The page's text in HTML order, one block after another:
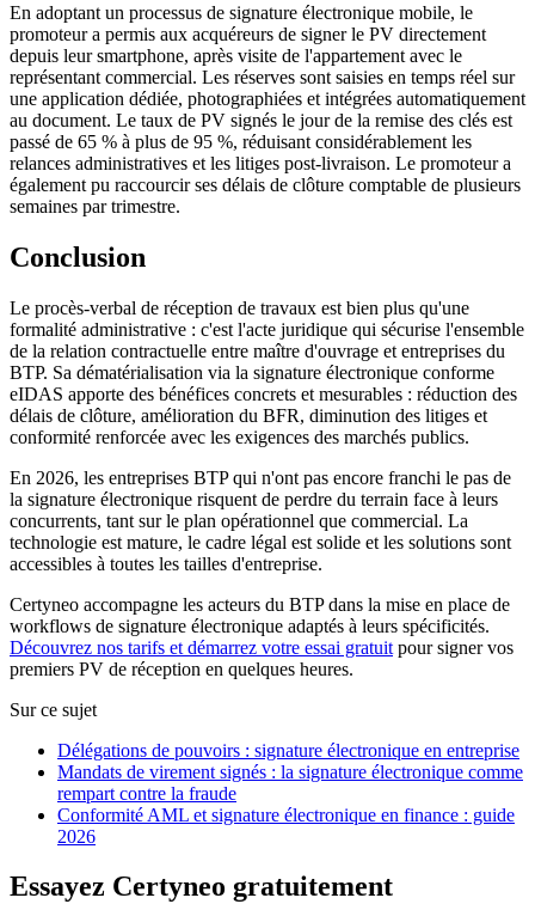
En adoptant un processus de signature électronique mobile, le
promoteur a permis aux acquéreurs de signer le PV directement
depuis leur smartphone, après visite de l'appartement avec le
représentant commercial. Les réserves sont saisies en temps réel sur
une application dédiée, photographiées et intégrées automatiquement
au document. Le taux de PV signés le jour de la remise des clés est
passé de 65 % à plus de 95 %, réduisant considérablement les
relances administratives et les litiges post-livraison. Le promoteur a
également pu raccourcir ses délais de clôture comptable de plusieurs
semaines par trimestre.
Conclusion
Le procès-verbal de réception de travaux est bien plus qu'une
formalité administrative : c'est l'acte juridique qui sécurise l'ensemble
de la relation contractuelle entre maître d'ouvrage et entreprises du
BTP. Sa dématérialisation via la signature électronique conforme
eIDAS apporte des bénéfices concrets et mesurables : réduction des
délais de clôture, amélioration du BFR, diminution des litiges et
conformité renforcée avec les exigences des marchés publics.
En 2026, les entreprises BTP qui n'ont pas encore franchi le pas de
la signature électronique risquent de perdre du terrain face à leurs
concurrents, tant sur le plan opérationnel que commercial. La
technologie est mature, le cadre légal est solide et les solutions sont
accessibles à toutes les tailles d'entreprise.
Certyneo accompagne les acteurs du BTP dans la mise en place de
workflows de signature électronique adaptés à leurs spécificités.
Découvrez nos tarifs et démarrez votre essai gratuit pour signer vos
premiers PV de réception en quelques heures.
Sur ce sujet
Délégations de pouvoirs : signature électronique en entreprise
Mandats de virement signés : la signature électronique comme
rempart contre la fraude
Conformité AML et signature électronique en finance : guide
2026
Essayez Certyneo gratuitement